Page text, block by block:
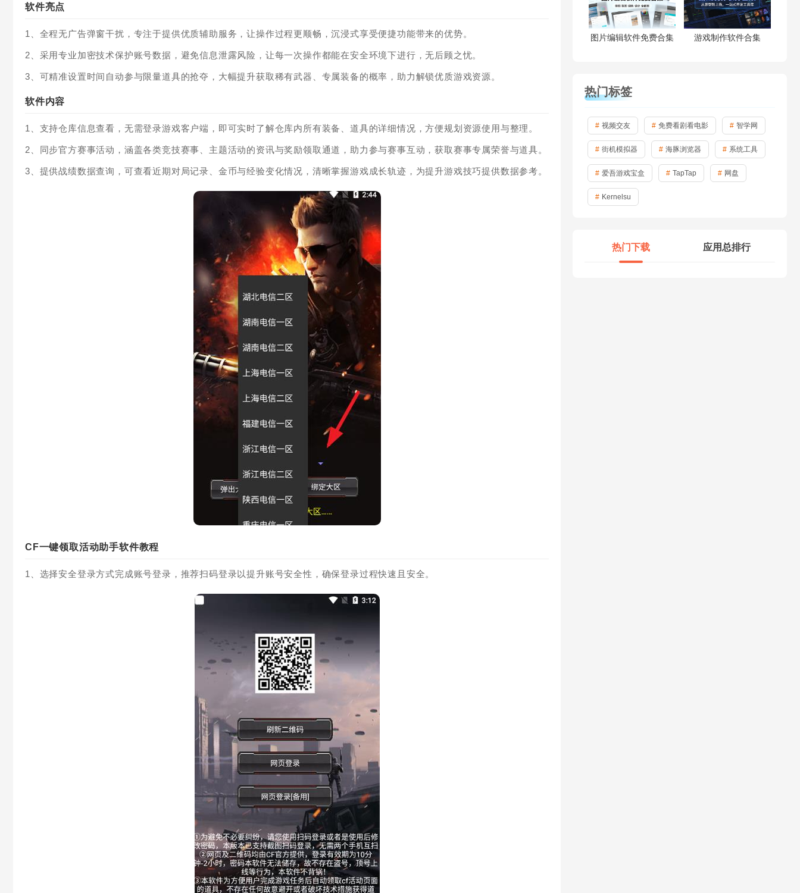
软件亮点
1、全程无广告弹窗干扰，专注于提供优质辅助服务，让操作过程更顺畅，沉浸式享受便捷功能带来的优势。
2、采用专业加密技术保护账号数据，避免信息泄露风险，让每一次操作都能在安全环境下进行，无后顾之忧。
3、可精准设置时间自动参与限量道具的抢夺，大幅提升获取稀有武器、专属装备的概率，助力解锁优质游戏资源。
软件内容
1、支持仓库信息查看，无需登录游戏客户端，即可实时了解仓库内所有装备、道具的详细情况，方便规划资源使用与整理。
2、同步官方赛事活动，涵盖各类竞技赛事、主题活动的资讯与奖励领取通道，助力参与赛事互动，获取赛事专属荣誉与道具。
3、提供战绩数据查询，可查看近期对局记录、金币与经验变化情况，清晰掌握游戏成长轨迹，为提升游戏技巧提供数据参考。
CF一键领取活动助手软件教程
1、选择安全登录方式完成账号登录，推荐扫码登录以提升账号安全性，确保登录过程快速且安全。
图片编辑软件免费合集 游戏制作软件合集
热门标签
视频交友 免费看剧看电影 智学网
街机模拟器 海豚浏览器 系统工具
爱吾游戏宝盒 TapTap 网盘
Kernelsu
热门下载 应用总排行